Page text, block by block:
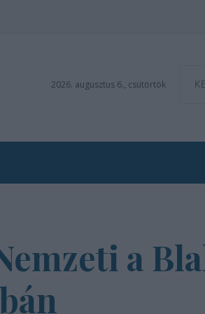
2026. augusztus 6., csütörtök
a